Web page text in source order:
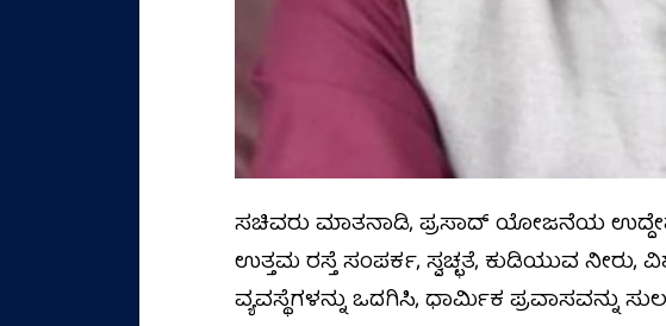
ಸಚಿವರು ಮಾತನಾಡಿ, ಪ್ರಸಾದ್ ಯೋಜನೆಯ
ಉತ್ತಮ ರಸ್ತೆ ಸಂಪರ್ಕ, ಸ್ವಚ್ಛತೆ, ಕುಡಿಯುವ
ವ್ಯವಸ್ಥೆಗಳನ್ನು ಒದಗಿಸಿ, ಧಾರ್ಮಿಕ ಪ್ರವಾಸವನ್ನು